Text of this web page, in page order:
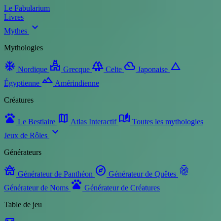
Le Fabularium
Livres
Mythes expand_more
Mythologies
ac_unit Nordique temple_hindu Grecque forest Celte filter_drama Japonaise change_history
Égyptienne landscape Amérindienne
Créatures
pets Le Bestiaire map Atlas Interactif auto_stories Toutes les mythologies
Jeux de Rôles expand_more
Générateurs
temple_buddhist Générateur de Panthéon explore Générateur de Quêtes fingerprint
Générateur de Noms pets Générateur de Créatures
Table de jeu